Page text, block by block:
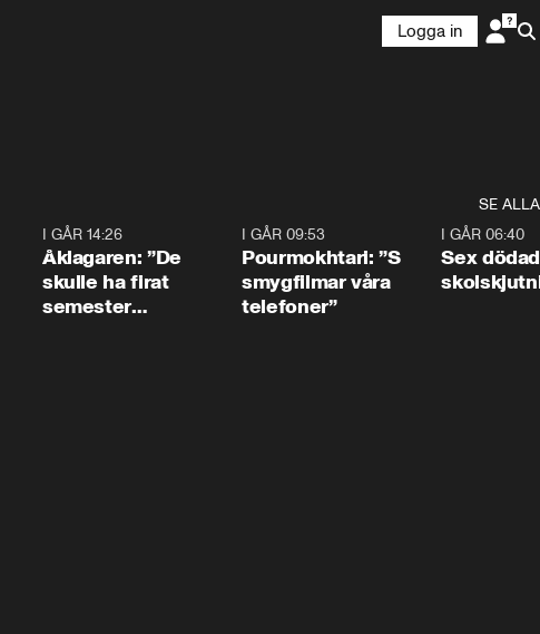
Logga in
SE ALLA
I GÅR 14:26
Åklagaren: ”De
skulle ha firat
semester
I GÅR 09:53
Pourmokhtari: ”S
smygfilmar våra
telefoner”
I GÅR 06:40
Sex